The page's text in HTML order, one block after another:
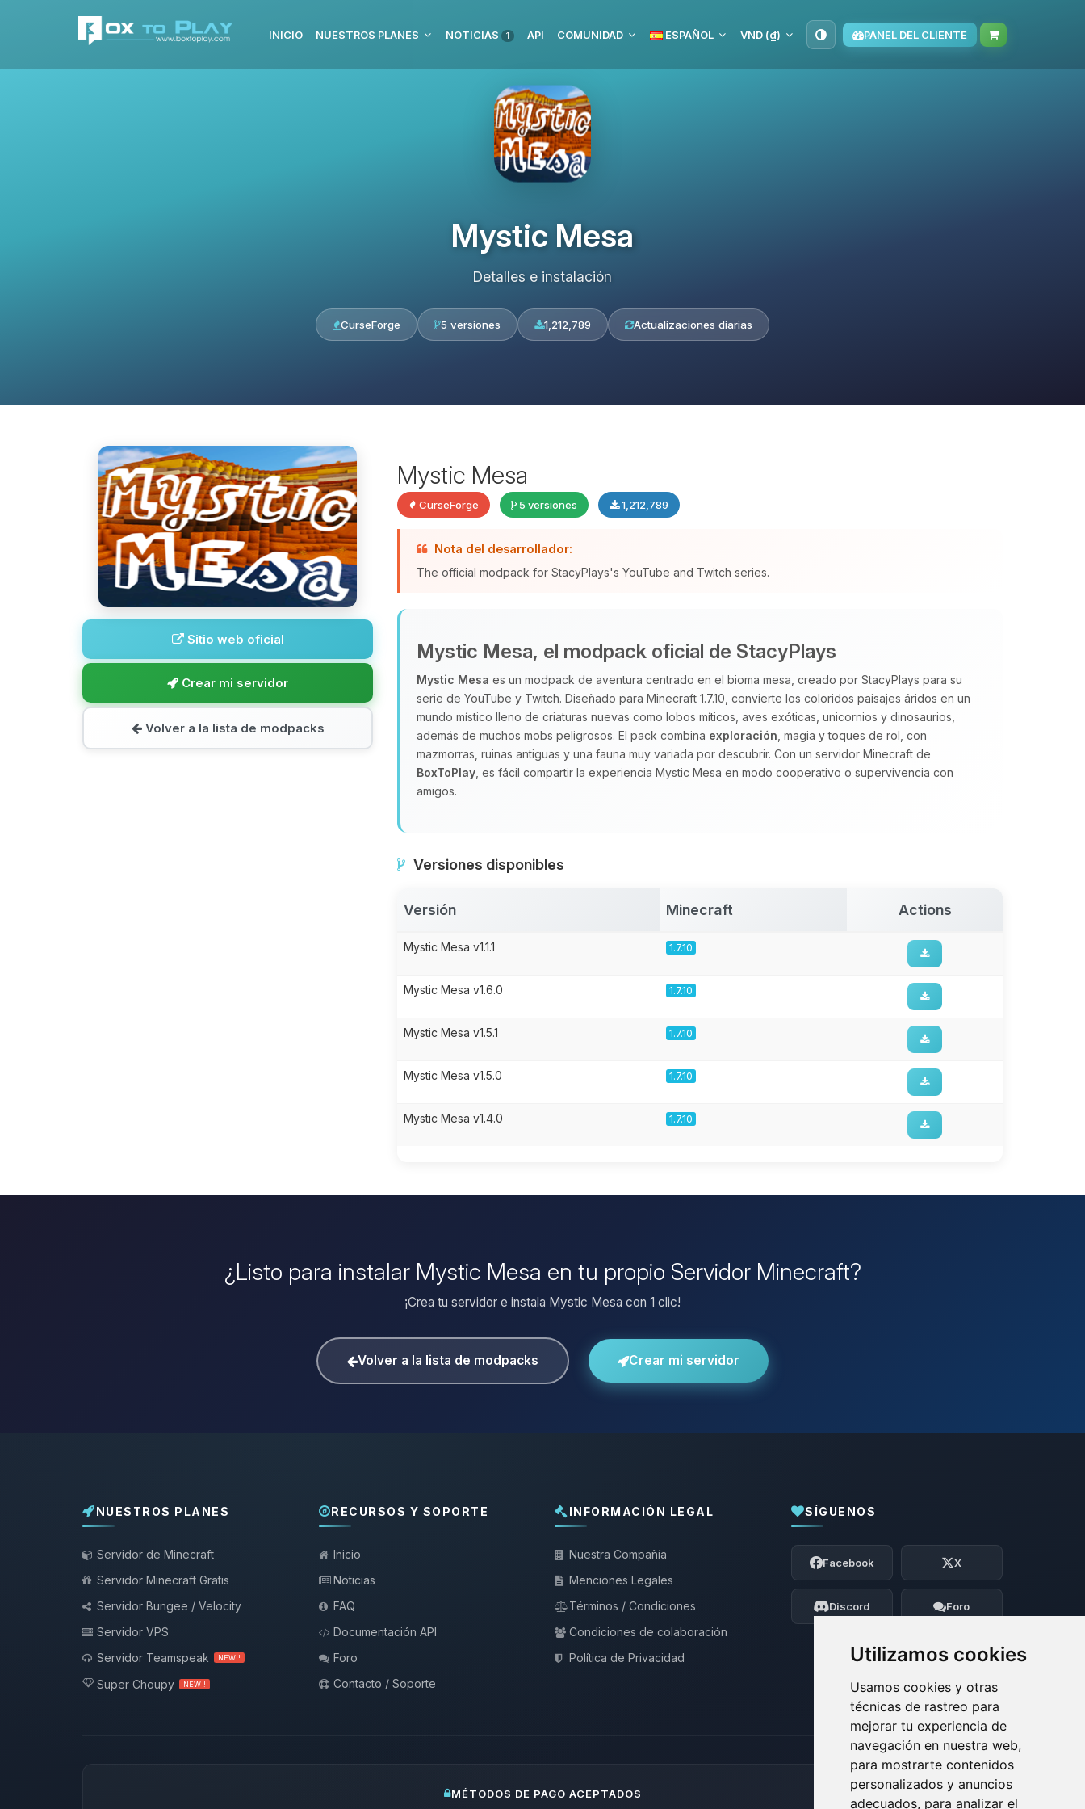
Utilizamos cookies
Usamos cookies y otras
técnicas de rastreo para
mejorar tu experiencia de
navegación en nuestra web,
para mostrarte contenidos
personalizados y anuncios
adecuados, para analizar el
INICIO NUESTROS PLANES NOTICIAS 1 API COMUNIDAD ESPAÑOL VND (₫) PANEL DEL CLIENTE
Mystic Mesa
Detalles e instalación
CurseForge 5 versiones 1,212,789 Actualizaciones diarias
Sitio web oficial
Crear mi servidor
Volver a la lista de modpacks
Mystic Mesa
CurseForge 5 versiones 1,212,789
Nota del desarrollador:
The official modpack for StacyPlays's YouTube and Twitch series.
Mystic Mesa, el modpack oficial de StacyPlays
Mystic Mesa es un modpack de aventura centrado en el bioma mesa, creado por StacyPlays para su
serie de YouTube y Twitch. Diseñado para Minecraft 1.7.10, convierte los coloridos paisajes áridos en un
mundo místico lleno de criaturas nuevas como lobos míticos, aves exóticas, unicornios y dinosaurios,
además de muchos mobs peligrosos. El pack combina exploración , magia y toques de rol, con
mazmorras, ruinas antiguas y una fauna muy variada por descubrir. Con un servidor Minecraft de
BoxToPlay , es fácil compartir la experiencia Mystic Mesa en modo cooperativo o supervivencia con
amigos.
Versiones disponibles
Versión Minecraft Actions
Mystic Mesa v1.1.1 1.7.10
Mystic Mesa v1.6.0 1.7.10
Mystic Mesa v1.5.1 1.7.10
Mystic Mesa v1.5.0 1.7.10
Mystic Mesa v1.4.0 1.7.10
¿Listo para instalar Mystic Mesa en tu propio Servidor Minecraft?
¡Crea tu servidor e instala Mystic Mesa con 1 clic!
Volver a la lista de modpacks Crear mi servidor
NUESTROS PLANES
Servidor de Minecraft
Servidor Minecraft Gratis
Servidor Bungee / Velocity
Servidor VPS
Servidor Teamspeak
NEW !
Super Choupy NEW !
RECURSOS Y SOPORTE
Inicio
Noticias
FAQ
Documentación API
Foro
Contacto / Soporte
INFORMACIÓN LEGAL
Nuestra Compañía
Menciones Legales
Términos / Condiciones
Condiciones de colaboración
Política de Privacidad
SÍGUENOS
Facebook X
Discord Foro
MÉTODOS DE PAGO ACEPTADOS
Yupi, por fin alguien con quien hablar!
Soy Choupy, tu pequeno asistente de
BoxToPlay. Cuentame que necesitas y
moveré mis pequenos circuitos para
ayudarte.
07/08/2026 21:57